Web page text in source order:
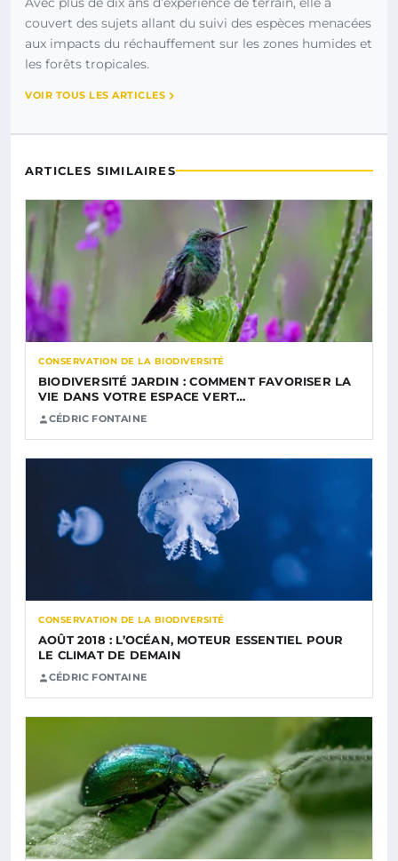
couvert des sujets allant du suivi des espèces menacées
aux impacts du réchauffement sur les zones humides et
les forêts tropicales.
VOIR TOUS LES ARTICLES
ARTICLES SIMILAIRES
CONSERVATION DE LA BIODIVERSITÉ
BIODIVERSITÉ JARDIN : COMMENT FAVORISER LA
VIE DANS VOTRE ESPACE VERT…
CÉDRIC FONTAINE
CONSERVATION DE LA BIODIVERSITÉ
AOÛT 2018 : L’OCÉAN, MOTEUR ESSENTIEL POUR
LE CLIMAT DE DEMAIN
CÉDRIC FONTAINE